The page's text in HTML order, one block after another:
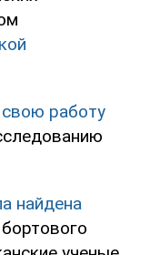
свою работу
найдена